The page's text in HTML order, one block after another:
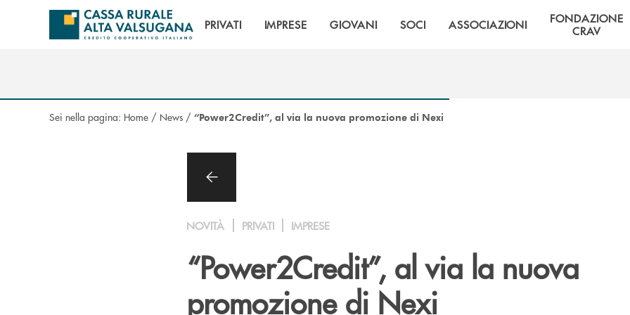
Salta al contenuto principale
PRIVATI IMPRESE GIOVANI SOCI ASSOCIAZIONI
FONDAZIONE
CRAV
Sei nella pagina: Home / News / “Power2Credit”, al via la nuova promozione di Nexi
NOVITÀ PRIVATI IMPRESE
“Power2Credit”, al via la nuova
promozione di Nexi